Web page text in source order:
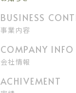
事業内容
会社情報